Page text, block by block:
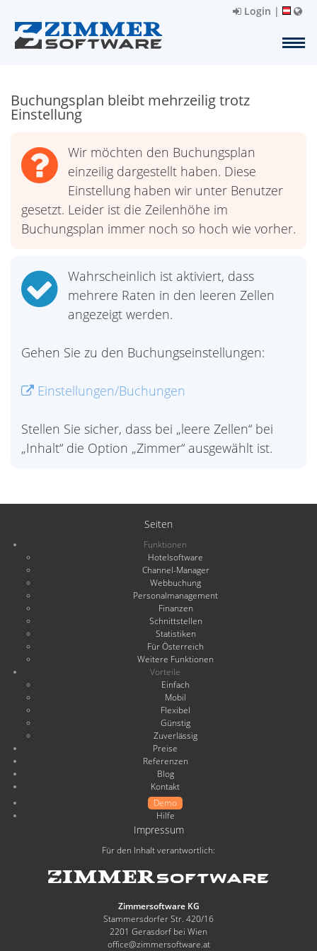
Login |
Buchungsplan bleibt mehrzeilig trotz
Einstellung
Wir möchten den Buchungsplan
einzeilig dargestellt haben. Diese
Einstellung haben wir unter Benutzer
gesetzt. Leider ist die Zeilenhöhe im
Buchungsplan immer noch so hoch wie vorher.
Wahrscheinlich ist aktiviert, dass
mehrere Raten in den leeren Zellen
angezeigt werden.
Gehen Sie zu den Buchungseinstellungen:
Einstellungen/Buchungen
Stellen Sie sicher, dass bei „leere Zellen“ bei
„Inhalt“ die Option „Zimmer“ ausgewählt ist.
Seiten
Funktionen
Hotelsoftware
Channel-Manager
Webbuchung
Personalmanagement
Finanzen
Schnittstellen
Statistiken
Für Österreich
Weitere Funktionen
Vorteile
Einfach
Mobil
Flexibel
Günstig
Zuverlässig
Preise
Referenzen
Blog
Kontakt
Demo
Hilfe
Impressum
Für den Inhalt verantwortlich:
Zimmersoftware KG
Stammersdorfer Str. 420/16
2201 Gerasdorf bei Wien
office@zimmersoftware.at